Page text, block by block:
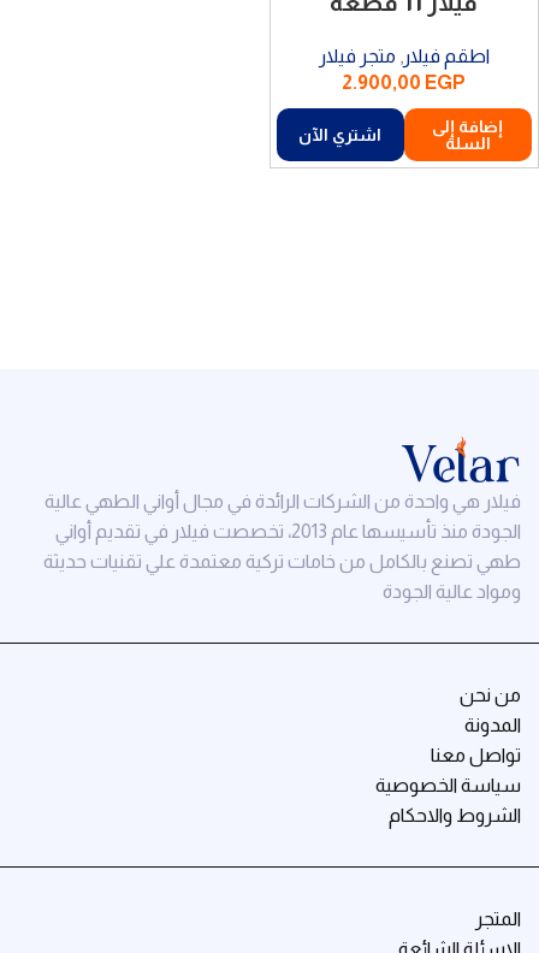
اطقم فيلار متجر فيلار
2.900,00 EGP
إضافة إلى
السلة
اشتري الآن
فيلار هي واحدة من الشركات الرائدة في مجال أواني الطهي عالية
الجودة منذ تأسيسها عام 2013، تخصصت فيلار في تقديم أواني
طهي تصنع بالكامل من خامات تركية معتمدة علي تقنيات حديثة
ومواد عالية الجودة
من نحن
المدونة
تواصل معنا
سياسة الخصوصية
الشروط والاحكام
المتجر
الاسئلة الشائعة